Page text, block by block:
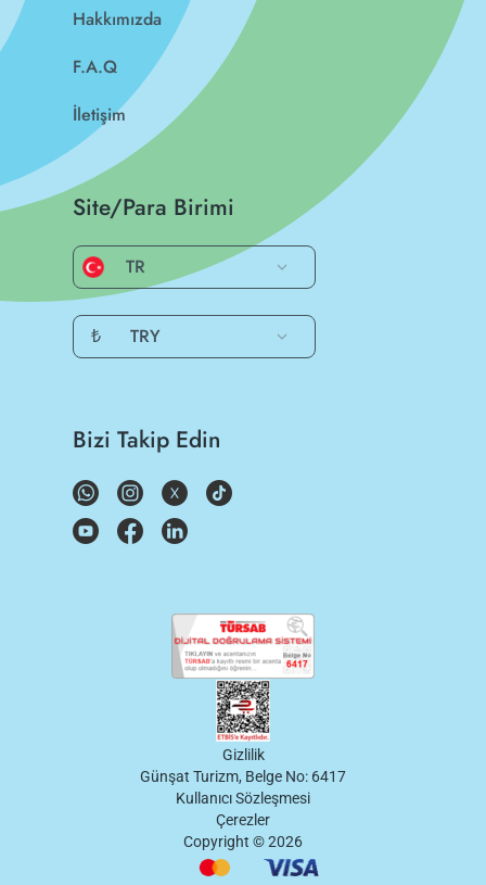
Hakkımızda
F.A.Q
İletişim
Site/Para Birimi
TR
₺ TRY
Bizi Takip Edin
Gizlilik
Günşat Turizm, Belge No: 6417
Kullanıcı Sözleşmesi
Çerezler
Copyright ©2026